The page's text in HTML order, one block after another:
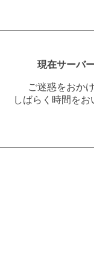
現在サーバ
ご迷惑をおか
しばらく時間を